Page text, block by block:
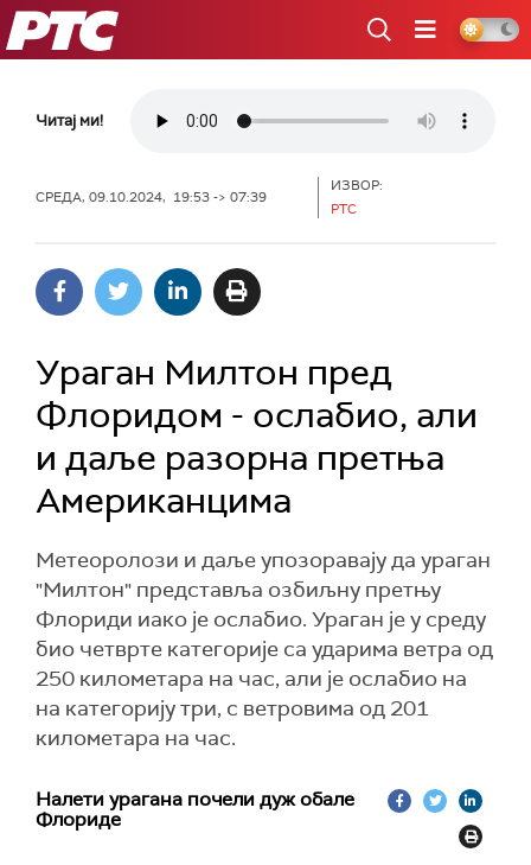
РТС
Читај ми!
СРЕДА, 09.10.2024, 19:53 -> 07:39
ИЗВОР:
РТС
Ураган Милтон пред
Флоридом - ослабио, али
и даље разорна претња
Американцима
Метеоролози и даље упозоравају да ураган
"Милтон" представља озбиљну претњу
Флориди иако је ослабио. Ураган је у среду
био четврте категорије са ударима ветра од
250 километара на час, али је ослабио на
на категорију три, с ветровима од 201
километара на час.
Налети урагана почели дуж обале
Флориде